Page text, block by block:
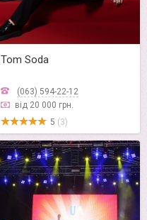
Tom Soda
(063) 594-22-12
від 20 000 грн.
5 (3)